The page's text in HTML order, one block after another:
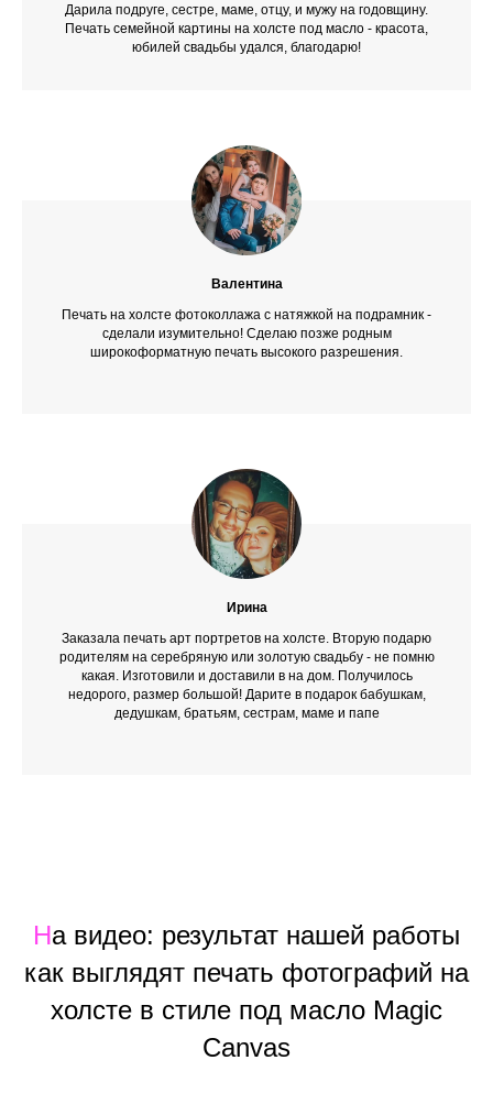
Дарила подруге, сестре, маме, отцу, и мужу на годовщину.
Печать семейной картины на холсте под масло - красота,
юбилей свадьбы удался, благодарю!
Валентина
Печать на холсте фотоколлажа с натяжкой на подрамник -
сделали изумительно! Сделаю позже родным
широкоформатную печать высокого разрешения.
Ирина
Заказала печать арт портретов на холсте. Вторую подарю
родителям на серебряную или золотую свадьбу - не помню
какая. Изготовили и доставили в на дом. Получилось
недорого, размер большой! Дарите в подарок бабушкам,
дедушкам, братьям, сестрам, маме и папе
На видео: результат нашей работы
как выглядят печать фотографий на
холсте в стиле под масло Magic
Canvas